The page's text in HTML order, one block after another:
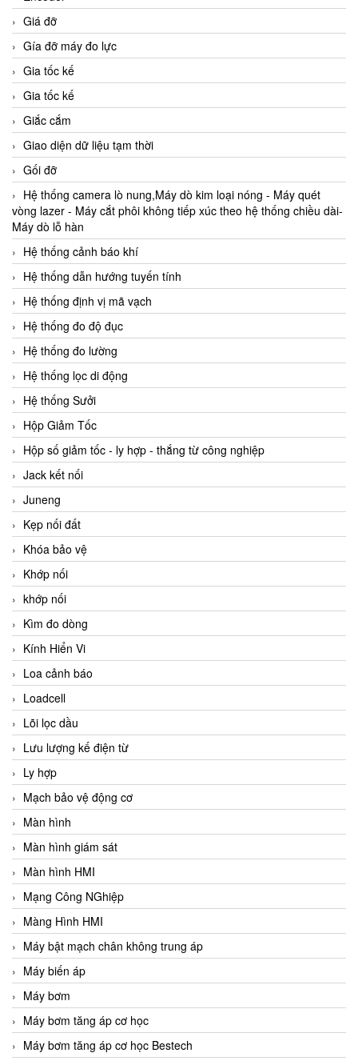
Giá đỡ
Gía đỡ máy đo lực
Gia tốc kế
Gia tốc kế
Giắc cắm
Giao diện dữ liệu tạm thời
Gối đỡ
Hệ thống camera lò nung,Máy dò kim loại nóng - Máy quét
vòng lazer - Máy cắt phôi không tiếp xúc theo hệ thống chiều dài-
Máy dò lỗ hàn
Hệ thống cảnh báo khí
Hệ thống dẫn hướng tuyến tính
Hệ thống định vị mã vạch
Hệ thống đo độ đục
Hệ thống đo lường
Hệ thống lọc di động
Hệ thống Sưởi
Hộp Giảm Tốc
Hộp số giảm tốc - ly hợp - thắng từ công nghiệp
Jack kết nối
Juneng
Kẹp nối đất
Khóa bảo vệ
Khớp nối
khớp nối
Kìm đo dòng
Kính Hiển Vi
Loa cảnh báo
Loadcell
Lõi lọc dầu
Lưu lượng kế điện từ
Ly hợp
Mạch bảo vệ động cơ
Màn hình
Màn hình giám sát
Màn hình HMI
Mạng Công NGhiệp
Màng Hình HMI
Máy bật mạch chân không trung áp
Máy biến áp
Máy bơm
Máy bơm tăng áp cơ học
Máy bơm tăng áp cơ học Bestech